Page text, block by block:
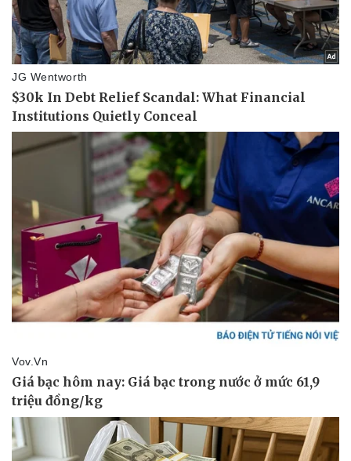
Văn hóa
Sân khấu - Điện ảnh
Văn học
Âm nhạc
Giải trí
Nghệ sĩ
Thời trang
Sao Việt